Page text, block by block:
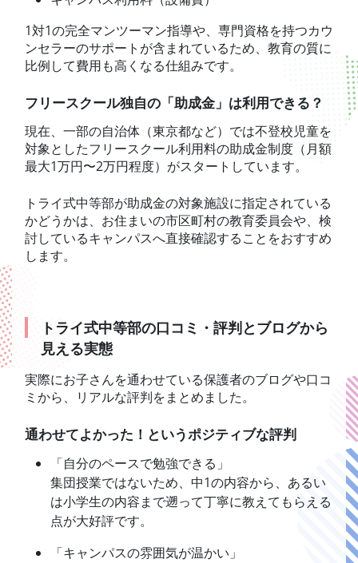
1対1の完全マンツーマン指導や、専門資格を持つカウ
ンセラーのサポートが含まれているため、教育の質に
比例して費用も高くなる仕組みです。
フリースクール独自の「助成金」は利用できる？
現在、一部の自治体（東京都など）では不登校児童を
対象としたフリースクール利用料の助成金制度（月額
最大1万円〜2万円程度）がスタートしています。
トライ式中等部が助成金の対象施設に指定されている
かどうかは、お住まいの市区町村の教育委員会や、検
討しているキャンパスへ直接確認することをおすすめ
します。
トライ式中等部の口コミ・評判とブログから
見える実態
実際にお子さんを通わせている保護者のブログや口コ
ミから、リアルな評判をまとめました。
通わせてよかった！というポジティブな評判
「自分のペースで勉強できる」
集団授業ではないため、中1の内容から、あるい
は小学生の内容まで遡って丁寧に教えてもらえる
点が大好評です。
「キャンパスの雰囲気が温かい」